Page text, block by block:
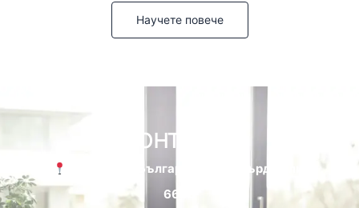
Научете повече
Контакти
бул. България 94, гр. Кърджали,
6600